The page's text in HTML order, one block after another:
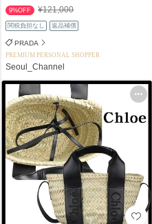
9%OFF ¥121,000
関税負担なし 返品補償
PRADA
PREMIUM PERSONAL SHOPPER
Seoul_Channel